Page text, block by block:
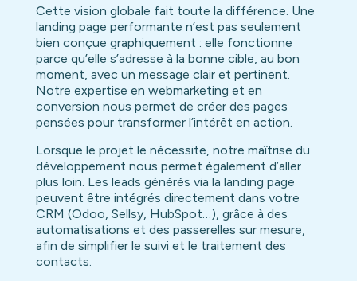
Cette vision globale fait toute la différence. Une
landing page performante n’est pas seulement
bien conçue graphiquement : elle fonctionne
parce qu’elle s’adresse à la bonne cible, au bon
moment, avec un message clair et pertinent.
Notre expertise en webmarketing et en
conversion nous permet de créer des pages
pensées pour transformer l’intérêt en action.
Lorsque le projet le nécessite, notre maîtrise du
développement nous permet également d’aller
plus loin. Les leads générés via la landing page
peuvent être intégrés directement dans votre
CRM (Odoo, Sellsy, HubSpot…), grâce à des
automatisations et des passerelles sur mesure,
afin de simplifier le suivi et le traitement des
contacts.